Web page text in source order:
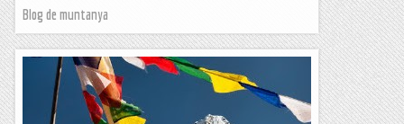
Blog de muntanya